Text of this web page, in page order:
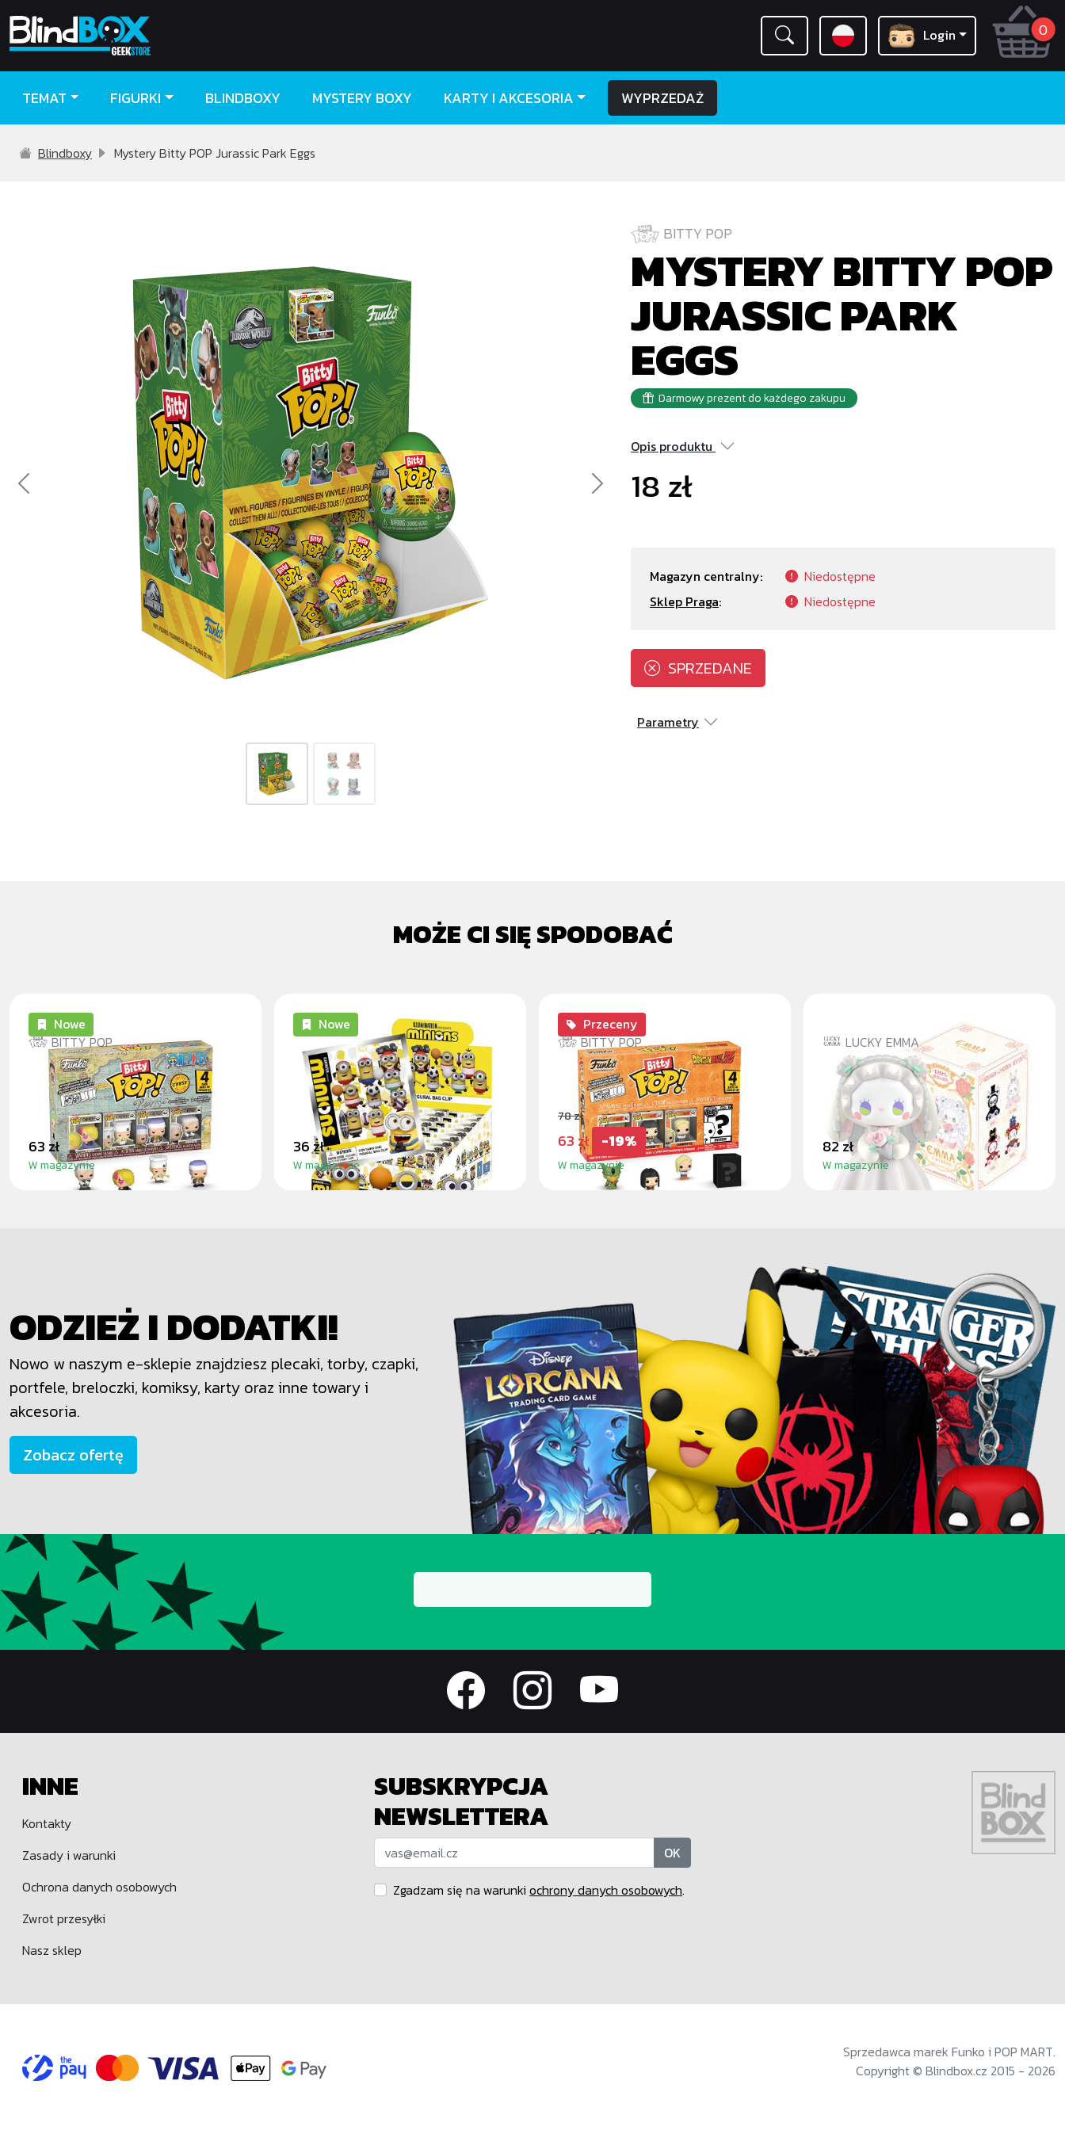
0
Login
TEMAT FIGURKI BLINDBOXY MYSTERY BOXY KARTY I AKCESORIA WYPRZEDAŻ
Blindboxy Mystery Bitty POP Jurassic Park Eggs
Previous Next
BITTY POP
MYSTERY BITTY POP
JURASSIC PARK
EGGS
Darmowy prezent do każdego zakupu
Opis produktu
18 zł
Magazyn centralny:
Niedostępne
Sklep Praga: Niedostępne
SPRZEDANE
Parametry
MOŻE CI SIĘ SPODOBAĆ
BITTY POP
SANJI ONE PIECE 4PK BITTY
POP
Nowe
63 zł
W magazynie
MINIONS SPORTS - 3D FOAM
BLINDBAG
Nowe
36 zł
W magazynie
BITTY POP
CELL DRAGON BALL Z 4PK
BITTY POP SÉRIE 2
Przeceny
78 zł
63 zł -19%
W magazynie
LUCKY EMMA
EMMA WEDDING - BLINDBOX
82 zł
W magazynie
ODZIEŻ I DODATKI!
Nowo w naszym e-sklepie znajdziesz plecaki, torby, czapki,
portfele, breloczki, komiksy, karty oraz inne towary i
akcesoria.
Zobacz ofertę
INNE
Kontakty
Zasady i warunki
Ochrona danych osobowych
Zwrot przesyłki
Nasz sklep
SUBSKRYPCJA
NEWSLETTERA
OK
Zgadzam się na warunki ochrony danych osobowych.
Sprzedawca marek Funko i POP MART.
Copyright © Blindbox.cz 2015 - 2026